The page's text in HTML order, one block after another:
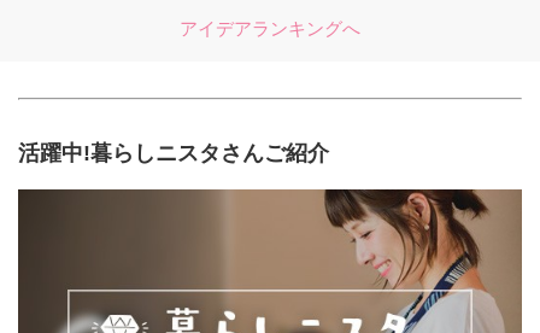
アイデアランキングへ
活躍中!暮らしニスタさんご紹介